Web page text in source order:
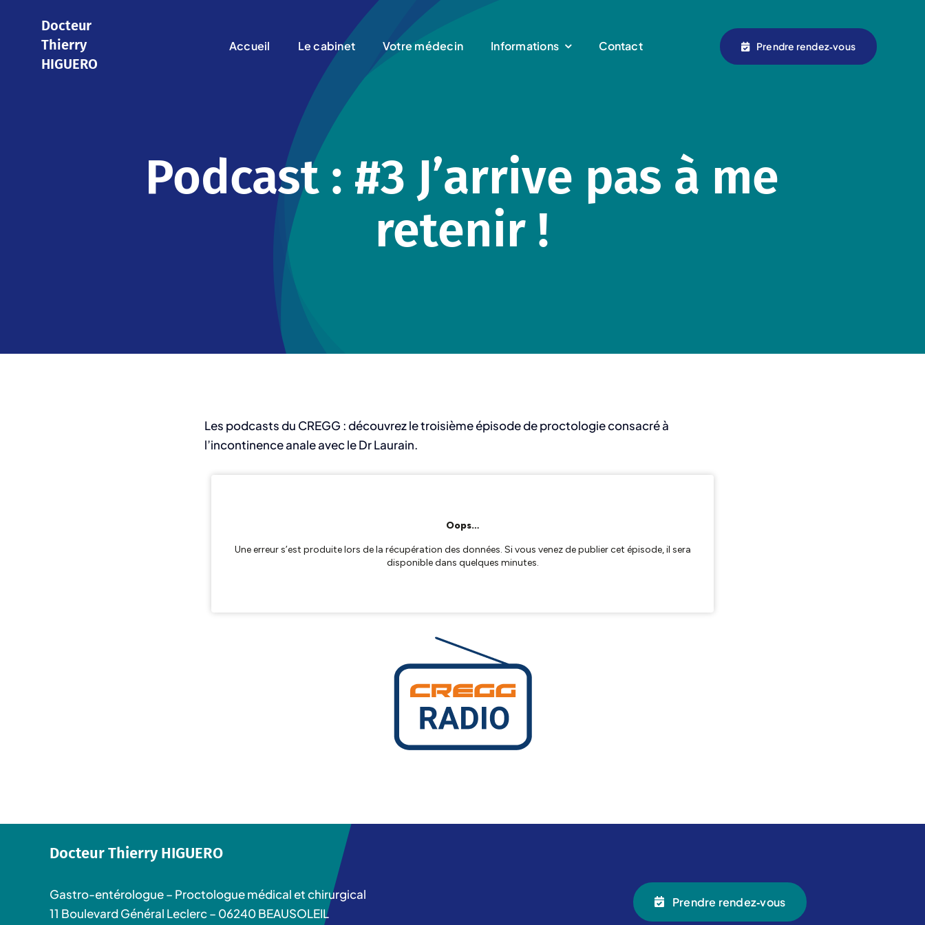
content
Docteur
Thierry
HIGUERO
Accueil Le cabinet Votre médecin Informations Contact Prendre rendez‑vous
Podcast : #3 J’arrive pas à me
retenir !
Les podcasts du CREGG : découvrez le troisième épisode de proctologie consacré à
l’incontinence anale avec le Dr Laurain.
Docteur Thierry HIGUERO
Gastro-entérologue – Proctologue médical et chirurgical
11 Boulevard Général Leclerc – 06240 BEAUSOLEIL
Prendre rendez‑vous